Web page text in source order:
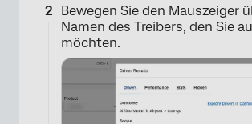
Bewegen Sie den Mauszeiger
Namen des Treibers, den Sie
möchten.